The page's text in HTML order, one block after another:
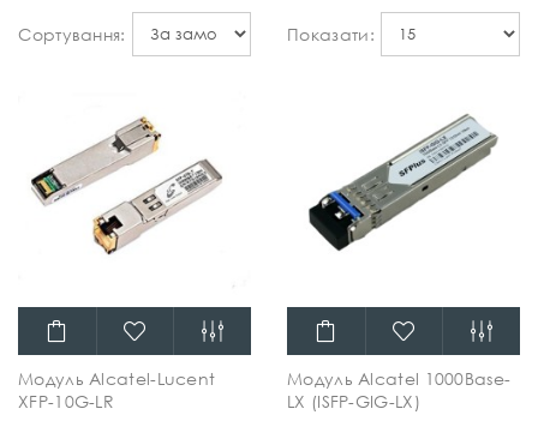
Сортування: Показати:
Модуль Alcatel-Lucent
XFP-10G-LR
Модуль Alcatel 1000Base-
LX (ISFP-GIG-LX)